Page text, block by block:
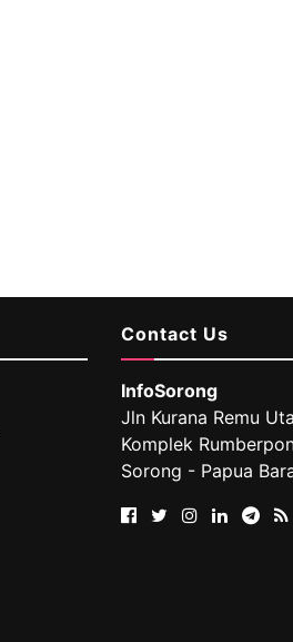
Contact Us
InfoSorong
Jln Kurana Remu
Komplek
Sorong - Papua